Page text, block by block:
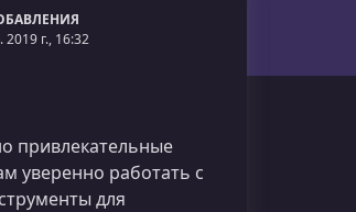
2019 г., 16:32
привлекательные
уверенно работать с
для